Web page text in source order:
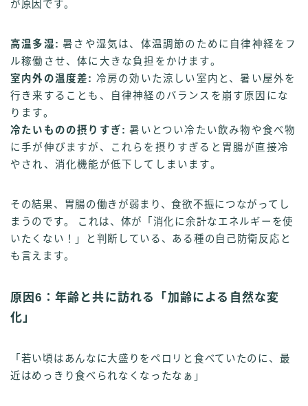
が原因です。
高温多湿: 暑さや湿気は、体温調節のために自律神経をフ
ル稼働させ、体に大きな負担をかけます。
室内外の温度差: 冷房の効いた涼しい室内と、暑い屋外を
行き来することも、自律神経のバランスを崩す原因にな
ります。
冷たいものの摂りすぎ: 暑いとつい冷たい飲み物や食べ物
に手が伸びますが、これらを摂りすぎると胃腸が直接冷
やされ、消化機能が低下してしまいます。
その結果、胃腸の働きが弱まり、食欲不振につながってし
まうのです。 これは、体が「消化に余計なエネルギーを使
いたくない！」と判断している、ある種の自己防衛反応と
も言えます。
原因6：年齢と共に訪れる「加齢による自然な変
化」
「若い頃はあんなに大盛りをペロリと食べていたのに、最
近はめっきり食べられなくなったなぁ」